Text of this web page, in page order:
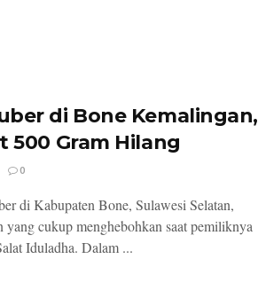
di Bone Kemalingan,
500 Gram Hilang
0
di Kabupaten Bone, Sulawesi Selatan,
yang cukup menghebohkan saat pemiliknya
Iduladha. Dalam ...